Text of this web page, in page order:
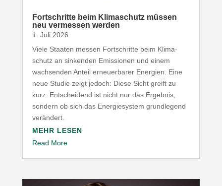
Fort­schritte beim Klima­schutz müssen
neu vermessen werden
1. Juli 2026
Viele Staaten messen Fort­schritte beim Klima­
schutz an sinkenden Emis­sionen und einem
wach­senden Anteil erneu­er­barer Energien. Eine
neue Studie zeigt jedoch: Diese Sicht greift zu
kurz. Entscheidend ist nicht nur das Ergebnis,
sondern ob sich das Ener­gie­system grund­legend
verändert.
MEHR LESEN
Read More